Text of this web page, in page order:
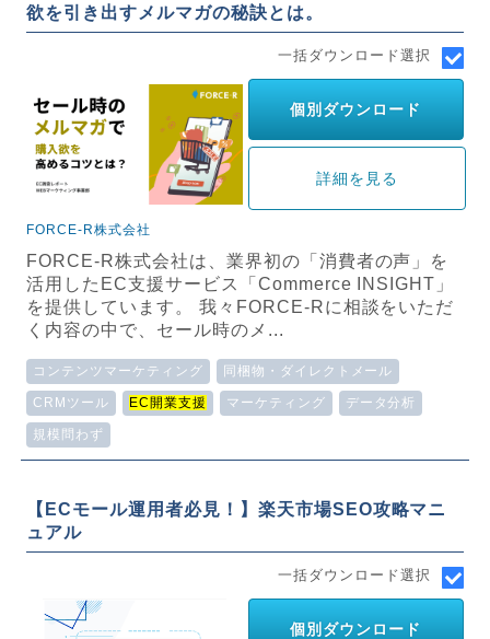
欲を引き出すメルマガの秘訣とは。
一括ダウンロード選択
個別ダウンロード
詳細を見る
FORCE-R株式会社
FORCE-R株式会社は、業界初の「消費者の声」を
活用したEC支援サービス「Commerce INSIGHT」
を提供しています。 我々FORCE-Rに相談をいただ
く内容の中で、セール時のメ...
コンテンツマーケティング 同梱物・ダイレクトメール
CRMツール EC開業支援 マーケティング データ分析
規模問わず
【ECモール運用者必見！】楽天市場SEO攻略マニ
ュアル
一括ダウンロード選択
個別ダウンロード